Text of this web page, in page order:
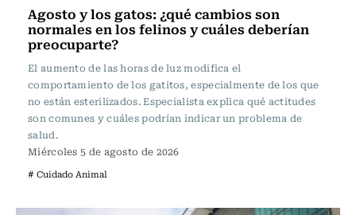
Agosto y los gatos: ¿qué cambios son
normales en los felinos y cuáles deberían
preocuparte?
El aumento de las horas de luz modifica el
comportamiento de los gatitos, especialmente de los que
no están esterilizados. Especialista explica qué actitudes
son comunes y cuáles podrían indicar un problema de
salud.
Miércoles 5 de agosto de 2026
# Cuidado Animal